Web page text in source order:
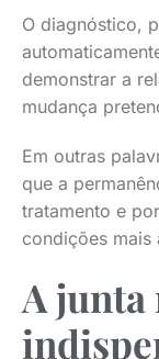
O diagnóstico,
demonstrar a
mudança
Em outras
que a
tratamento e
condições mais
A junta